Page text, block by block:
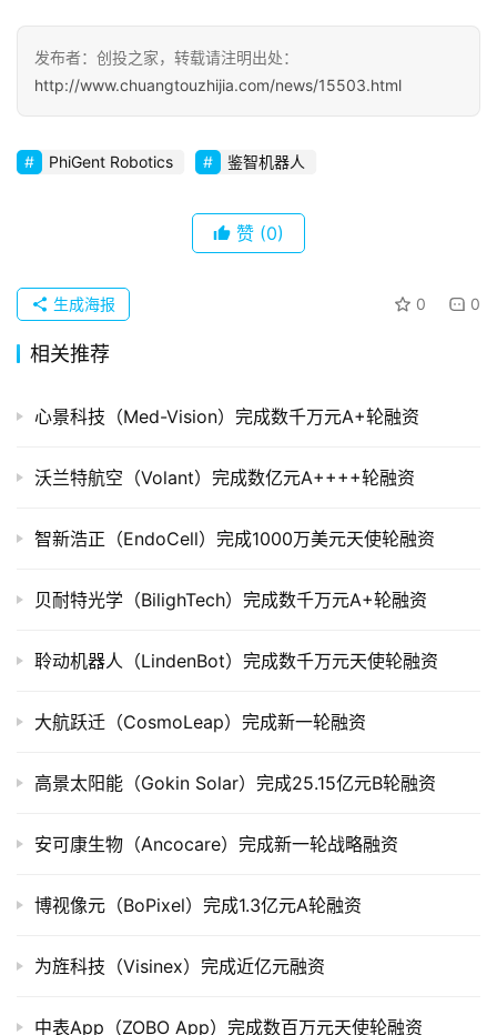
初
业
布
并
重
司
上
投
据
创
学
院
投稿
发布者：创投之家，转载请注明出处：
http://www.chuangtouzhijia.com/news/15503.html
PhiGent Robotics 鉴智机器人
赞 (0)
0 0
生成海报
相关推荐
心景科技（Med-Vision）完成数千万元A+轮融资
沃兰特航空（Volant）完成数亿元A++++轮融资
智新浩正（EndoCell）完成1000万美元天使轮融资
贝耐特光学（BilighTech）完成数千万元A+轮融资
聆动机器人（LindenBot）完成数千万元天使轮融资
大航跃迁（CosmoLeap）完成新一轮融资
高景太阳能（Gokin Solar）完成25.15亿元B轮融资
安可康生物（Ancocare）完成新一轮战略融资
博视像元（BoPixel）完成1.3亿元A轮融资
为旌科技（Visinex）完成近亿元融资
中表App（ZOBO App）完成数百万元天使轮融资